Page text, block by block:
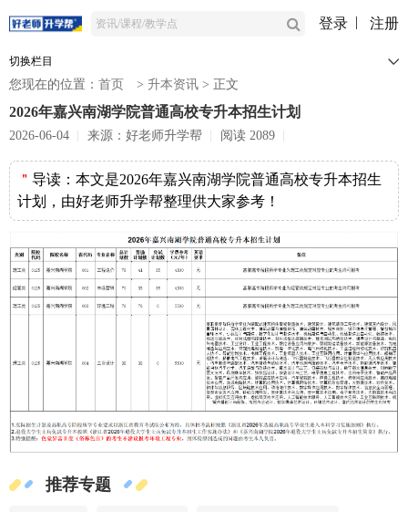
登录 注册
切换栏目
您现在的位置： 首页 > 升本资讯 > 正文
2026年嘉兴南湖学院普通高校专升本招生计划
2026-06-04 来源：好老师升学帮 阅读 2089
＂ 导读： 本文是2026年嘉兴南湖学院普通高校专升本招生
计划，由好老师升学帮整理供大家参考！
推荐专题